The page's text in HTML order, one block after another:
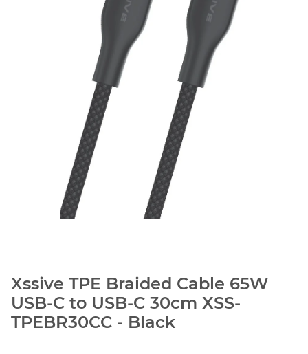
Xssive TPE Braided Cable 65W
USB-C to USB-C 30cm XSS-
TPEBR30CC - Black